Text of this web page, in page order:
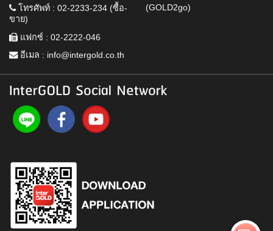
โทรศัพท์ : 02-2233-234 (ซื้อ-
ขาย)
แฟกซ์ : 02-2222-046
อีเมล : info@intergold.co.th
(GOLD2go)
InterGOLD Social Network